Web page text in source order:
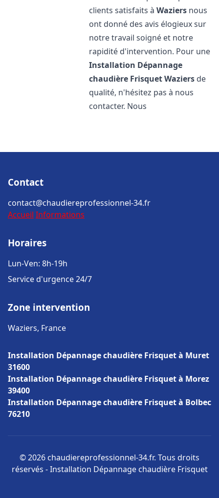
clients satisfaits àWaziers nous
ont donné des avis élogieux sur
notre travail soigné et notre
rapidité d'intervention. Pour une
Installation Dépannage
chaudière FrisquetWaziers de
qualité, n'hésitez pas à nous
contacter. Nous
Contact
contact@chaudiereprofessionnel-34.fr
Accueil Informations
Horaires
Lun-Ven: 8h-19h
Service d'urgence 24/7
Zone intervention
Waziers, France
Installation Dépannage chaudière Frisquet à Muret
31600
Installation Dépannage chaudière Frisquet à Morez
39400
Installation Dépannage chaudière Frisquet à Bolbec
76210
© 2026 chaudiereprofessionnel-34.fr. Tous droits
réservés - Installation Dépannage chaudière Frisquet